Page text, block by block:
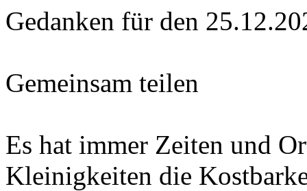
Gedanken für den
Gemeinsam teilen
Es hat immer Zeiten und
Kleinigkeiten die